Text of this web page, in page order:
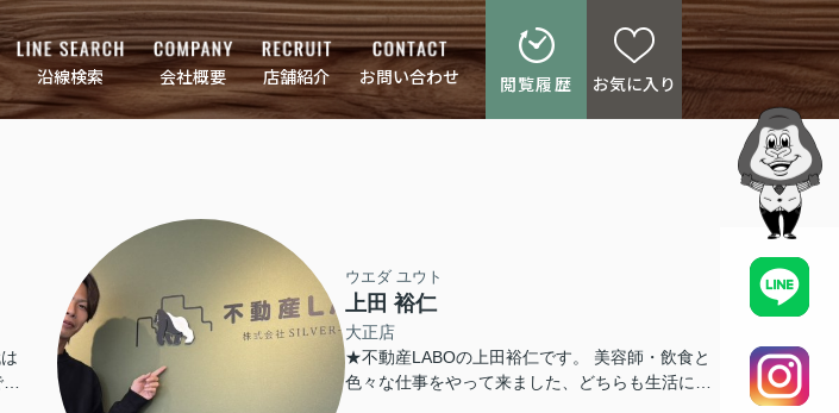
沿線検索 会社概要 店舗紹介 お問い合わせ 閲覧履歴 お気に入り
ウエダ ユウト
上田 裕仁
大正店
★不動産LABOの上田裕仁です。 美容師・飲食と
色々な仕事をやって来ました、どちらも生活に欠